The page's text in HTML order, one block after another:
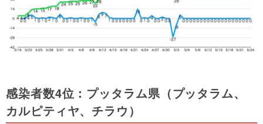
感染者数4位：プッタラム県（プッタラム、
カルピティヤ、チラウ）